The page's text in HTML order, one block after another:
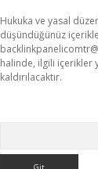
Hukuka ve yasal
düşündüğünüz
halinde, ilgili içerikler
kaldırılacaktır.